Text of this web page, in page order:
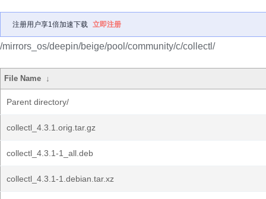
注册用户享1倍加速下载 立即注册
/mirrors_os/deepin/beige/pool/community/c/collectl/
File Name ↓
Parent directory/
collectl_4.3.1.orig.tar.gz
collectl_4.3.1-1_all.deb
collectl_4.3.1-1.debian.tar.xz